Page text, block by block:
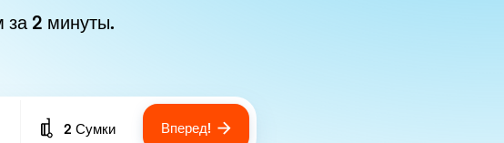
за 2 минуты.
Number of bags
2 Сумки Вперед!